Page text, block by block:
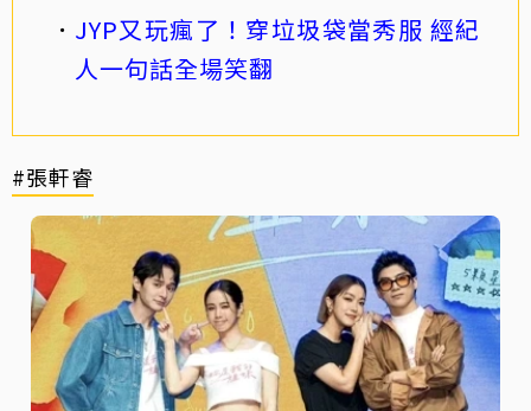
JYP又玩瘋了！穿垃圾袋當秀服 經紀
人一句話全場笑翻
#張軒睿